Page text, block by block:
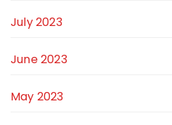
July 2023
June 2023
May 2023